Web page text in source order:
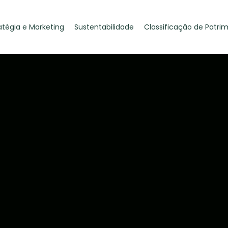
e Marketing Sustentabilidade Classificação de